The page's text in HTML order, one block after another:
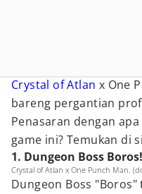
Crystal of Atlan x One
bareng pergantian
Penasaran dengan
game ini? Temukan di
1. Dungeon Boss Boros!
Crystal of Atlan x One Punch Man.
Dungeon Boss